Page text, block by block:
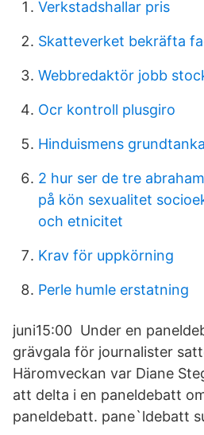
Verkstadshallar pris
Skatteverket bekräfta
Webbredaktör jobb
Ocr kontroll plusgiro
Hinduismens
2 hur ser de tre
på kön sexualitet
och etnicitet
Krav för uppkörning
Perle humle erstatning
juni15:00 Under en
grävgala för journalister
Häromveckan var Diane
att delta i en paneldebatt
paneldebatt. pane`ldebatt